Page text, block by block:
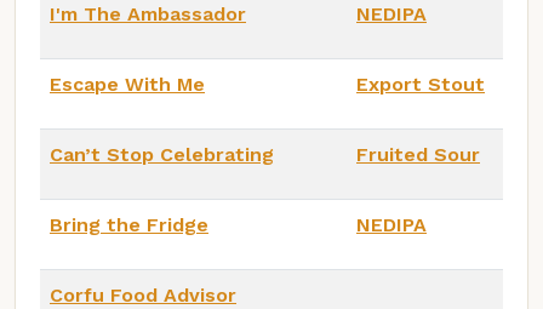
I'm The Ambassador NEDIPA
Escape With Me Export Stout
Can’t Stop Celebrating Fruited Sour
Bring the Fridge NEDIPA
Corfu Food Advisor